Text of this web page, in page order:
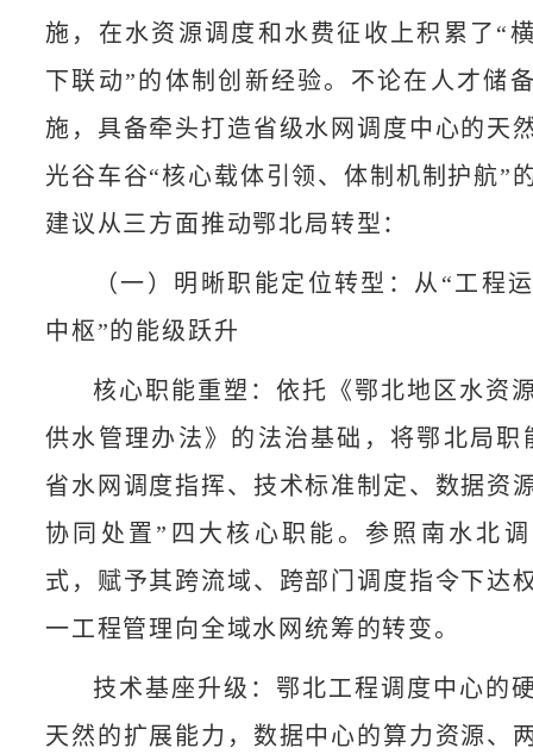
施，在水资源调度和水费征收上积累了“
下联动”的体制创新经验。不论在人才储
施，具备牵头打造省级水网调度中心的天
光谷车谷“核心载体引领、体制机制护航”
建议从三方面推动鄂北局转型：
（一）明晰职能定位转型：从“工程
中枢”的能级跃升​
核心职能重塑：依托《鄂北地区水资
供水管理办法》的法治基础，将鄂北局职
省水网调度指挥、技术标准制定、数据资
协同处置”四大核心职能。参照南水北
式，赋予其跨流域、跨部门调度指令下达
一工程管理向全域水网统筹的转变。​
技术基座升级：鄂北工程调度中心的
天然的扩展能力，数据中心的算力资源、